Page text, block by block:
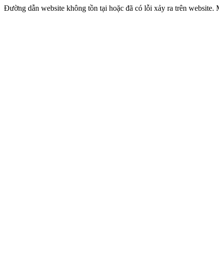
Đường dẫn website không tồn tại hoặc đã có lỗi xảy ra trên